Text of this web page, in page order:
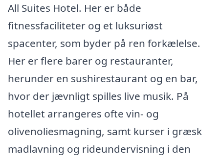
All Suites Hotel. Her er både
fitnessfaciliteter og et luksuriøst
spacenter, som byder på ren forkælelse.
Her er flere barer og restauranter,
herunder en sushirestaurant og en bar,
hvor der jævnligt spilles live musik. På
hotellet arrangeres ofte vin- og
olivenoliesmagning, samt kurser i græsk
madlavning og rideundervisning i den